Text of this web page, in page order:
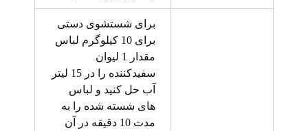
برای شستشوی دستی
برای 10 کیلوگرم لباس
مقدار 1 لیوان
سفیدکننده را در 15 لیتر
آب حل کنید و لباس
های شسته شده را به
مدت 10 دقیقه در آن